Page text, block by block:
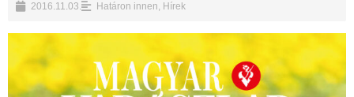
2016.11.03. Határon innen, Hírek